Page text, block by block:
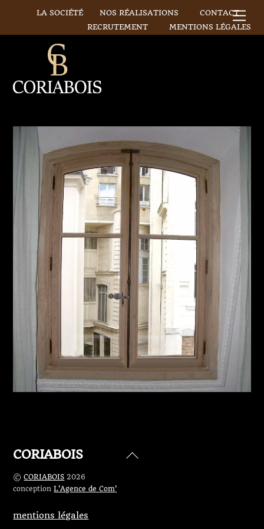
content
LA SOCIÉTÉNOS RÉALISATIONS CONTACT
RECRUTEMENT
MENTIONS LÉGALES
Back
CORIABOIS
©CORIABOIS 2026
conceptionL'Agence de Com'
mentions légales